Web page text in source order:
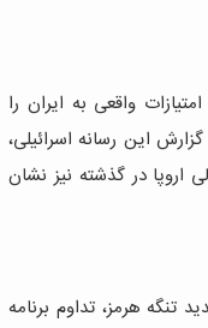
واقعی به ایران را
این رسانه اسرائیلی،
در گذشته نیز نشان
تنگه هرمز، تداوم برنامه